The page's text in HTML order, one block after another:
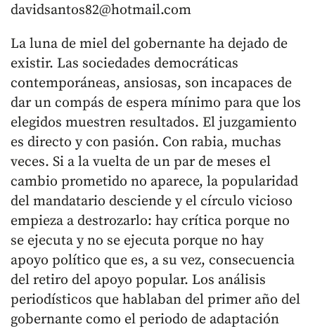
davidsantos82@hotmail.com
La luna de miel del gobernante ha dejado de
existir. Las sociedades democráticas
contemporáneas, ansiosas, son incapaces de
dar un compás de espera mínimo para que los
elegidos muestren resultados. El juzgamiento
es directo y con pasión. Con rabia, muchas
veces. Si a la vuelta de un par de meses el
cambio prometido no aparece, la popularidad
del mandatario desciende y el círculo vicioso
empieza a destrozarlo: hay crítica porque no
se ejecuta y no se ejecuta porque no hay
apoyo político que es, a su vez, consecuencia
del retiro del apoyo popular. Los análisis
periodísticos que hablaban del primer año del
gobernante como el periodo de adaptación